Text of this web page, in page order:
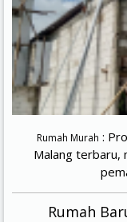
Rumah Murah :
Malang terbaru,
Rumah